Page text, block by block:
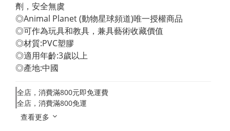
劑，安全無虞
◎Animal Planet (動物星球頻道)唯一授權商品
◎可作為玩具和教具，兼具藝術收藏價值
◎材質:PVC塑膠
◎適用年齡:3歲以上
◎產地:中國
全店，消費滿800元即免運費
全店，消費滿800免運
查看更多